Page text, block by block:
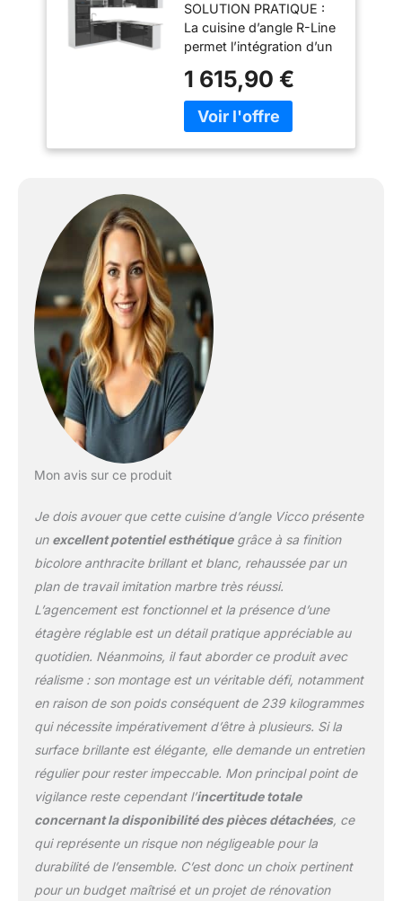
Brillant/Blanc, 247 x
237 cm
SOLUTION PRATIQUE :
La cuisine d’angle R-Line
permet l’intégration d’un
dans une colonne haute.
Des façades entièrement
intégrées pour lave-
8 meubles hauts peut
être agrandie et adaptée
individuellement. Les
pieds réglables en
hauteur offrent une
flexibilité supplémentaire.
DIMENSIONS : La cuisine
d’angle a une largeur de
247x237 cm et une
profondeur de 60 cm.
Les meubles bas ont une
56,8x45x55 cm.
MATÉRIAU : Les façades
et le corps de la cuisine
sont fabriqués en
panneau de particules de
16 mm avec revêtement
en résine mélaminée. Le
plan de travail est en
panneau de particules de
28 mm. CONTENU DE
LIVRAISON : bloc de
cuisine avec plan de
travail, matériel de
montage (sauf indication
contraire, les appareils
électroménagers et les
décorations ne sont pas
livraison).
1 615,90 €
Mon avis sur ce produit
Je dois avouer que cette cuisine d’angle Vicco présente
un excellent potentiel esthétiquegrâce à sa finition
bicolore anthracite brillant et blanc, rehaussée par un
plan de travail imitation marbre très réussi.
L’agencement est fonctionnel et la présence d’une
étagère réglable est un détail pratique appréciable au
quotidien. Néanmoins, il faut aborder ce produit avec
réalisme : son montage est un véritable défi, notamment
en raison de son poids conséquent de 239 kilogrammes
qui nécessite impérativement d’être à plusieurs. Si la
surface brillante est élégante, elle demande un entretien
régulier pour rester impeccable. Mon principal point de
vigilance reste cependant l’incertitude totale
concernant la disponibilité des pièces détachées, ce
qui représente un risque non négligeable pour la
durabilité de l’ensemble. C’est donc un choix pertinent
pour un budget maîtrisé et un projet de rénovation